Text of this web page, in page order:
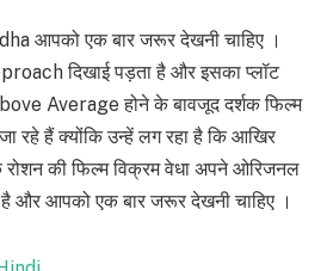
आपको एक बार जरूर देखनी चाहिए ।
दिखाई पड़ता है और इसका प्लॉट
Average होने के बावजूद दर्शक फिल्म
रहे हैं क्योंकि उन्हें लग रहा है कि आखिर
की फिल्म विक्रम वेधा अपने ओरिजनल
और आपको एक बार जरूर देखनी चाहिए ।